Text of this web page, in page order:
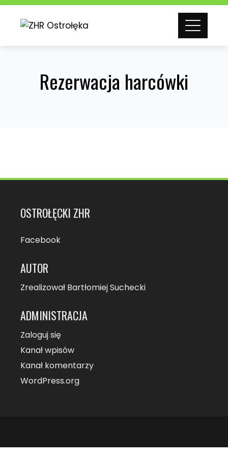
Skip
Rezerwacja harcówki
OSTROŁĘCKI ZHR
Facebook
AUTOR
Zrealizował Bartłomiej Suchecki
ADMINISTRACJA
Zaloguj się
Kanał wpisów
Kanał komentarzy
WordPress.org